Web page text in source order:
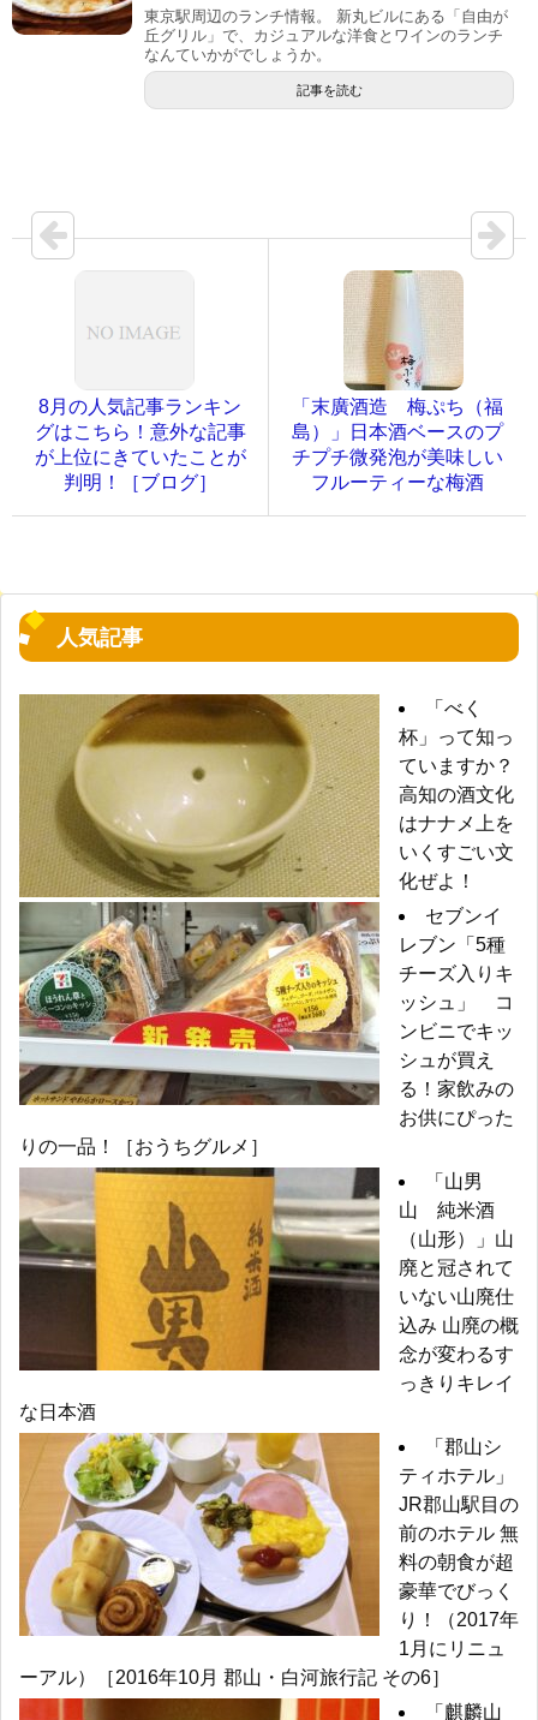
東京駅周辺のランチ情報。 新丸ビルにある「自由が
丘グリル」で、カジュアルな洋食とワインのランチ
なんていかがでしょうか。
記事を読む
8月の人気記事ランキン
グはこちら！意外な記事
が上位にきていたことが
判明！［ブログ］
「末廣酒造 梅ぷち（福
島）」日本酒ベースのプ
チプチ微発泡が美味しい
フルーティーな梅酒
人気記事
「べく
杯」って知っ
ていますか？
高知の酒文化
はナナメ上を
いくすごい文
化ぜよ！
セブンイ
レブン「5種
チーズ入りキ
ッシュ」 コ
ンビニでキッ
シュが買え
る！家飲みの
お供にぴった
りの一品！［おうちグルメ］
「山男
山 純米酒
（山形）」山
廃と冠されて
いない山廃仕
込み 山廃の概
念が変わるす
っきりキレイ
な日本酒
「郡山シ
ティホテル」
JR郡山駅目の
前のホテル 無
料の朝食が超
豪華でびっく
り！（2017年
1月にリニュ
ーアル）［2016年10月 郡山・白河旅行記 その6］
「麒麟山